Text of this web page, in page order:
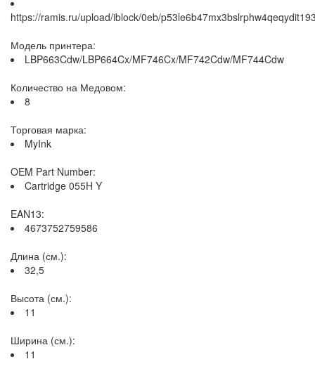
https://ramis.ru/upload/iblock/0eb/
Модель принтера:
LBP663Cdw/LBP664Cx/MF746Cx/MF742Cdw/MF744Cdw
Количество на Медовом:
8
Торговая марка:
MyInk
OEM Part Number:
Cartridge 055H Y
EAN13:
4673752759586
Длина (см.):
32,5
Высота (см.):
11
Ширина (см.):
11